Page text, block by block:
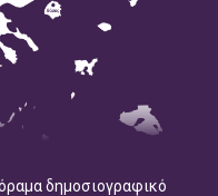
δημοσιογραφικό